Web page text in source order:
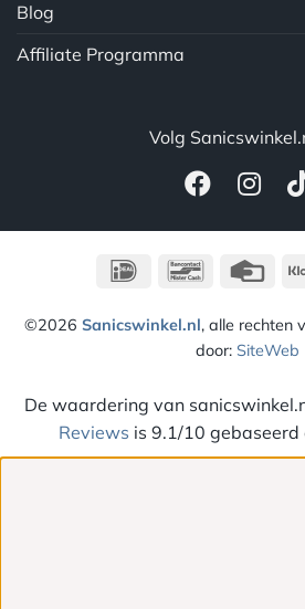
Blog
Affiliate Programma
Volg
IDeal Bancontact
©2026 Sanicswinkel.nl, alle rechten
door: SiteWeb
De waardering van
Reviews is 9.1/10